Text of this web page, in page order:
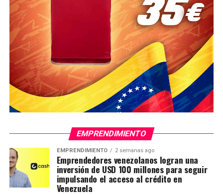
EMPRENDIMIENTO
EMPRENDIMIENTO 2 semanas ago
Emprendedores venezolanos logran una
inversión de USD 100 millones para seguir
impulsando el acceso al crédito en
Venezuela